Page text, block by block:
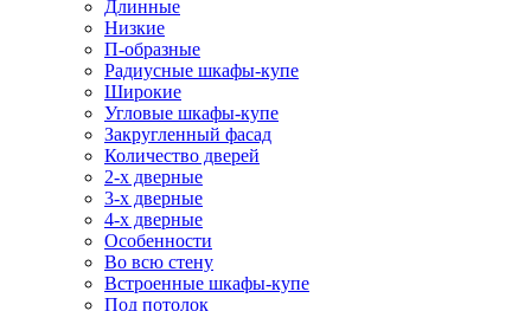
Длинные
Низкие
П-образные
Радиусные шкафы-купе
Широкие
Угловые шкафы-купе
Закругленный фасад
Количество дверей
2-х дверные
3-х дверные
4-х дверные
Особенности
Во всю стену
Встроенные шкафы-купе
Под потолок